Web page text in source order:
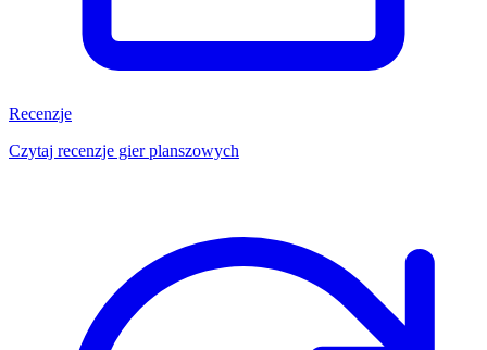
Recenzje
Czytaj recenzje gier planszowych